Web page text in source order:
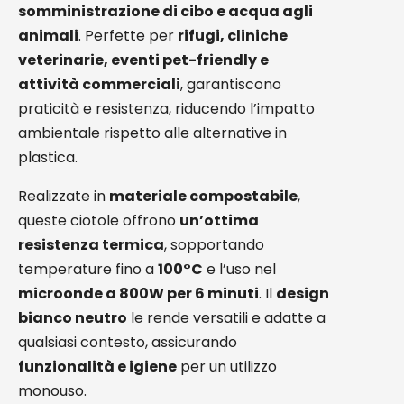
somministrazione di cibo e acqua agli
animali. Perfette per rifugi, cliniche
veterinarie, eventi pet-friendly e
attività commerciali, garantiscono
praticità e resistenza, riducendo l’impatto
ambientale rispetto alle alternative in
plastica.
Realizzate in materiale compostabile,
queste ciotole offrono un’ottima
resistenza termica, sopportando
temperature fino a100°C e l’uso nel
microonde a 800W per 6 minuti. Il design
bianco neutro le rende versatili e adatte a
qualsiasi contesto, assicurando
funzionalità e igiene per un utilizzo
monouso.